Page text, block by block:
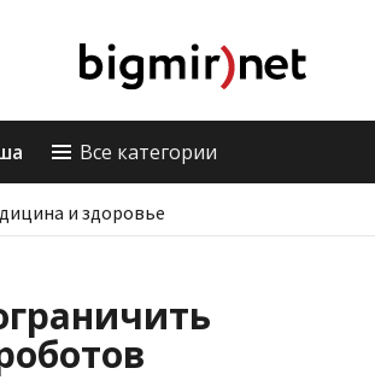
Все категории
и здоровье